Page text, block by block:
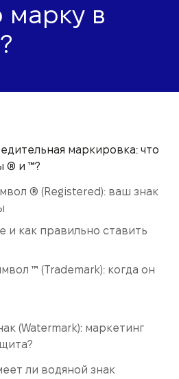
марку в
маркировка: что
® и ™?
® (Registered): ваш знак
и как правильно ставить
™ (Trademark): когда он
(Watermark): маркетинг
ли водяной знак